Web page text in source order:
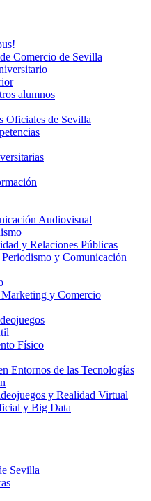
Comercio de Sevilla
alumnos
Oficiales de Sevilla
Audiovisual
y Relaciones Públicas
y Comunicación
y Comercio
Físico
Entornos de las Tecnologías
y Realidad Virtual
y Big Data
Sevilla